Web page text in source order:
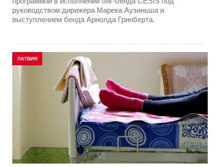
руководством дирижера Марека Аузиньша и
выступлением бенда Арнолда Гринберта.
ЛАТВИЯ